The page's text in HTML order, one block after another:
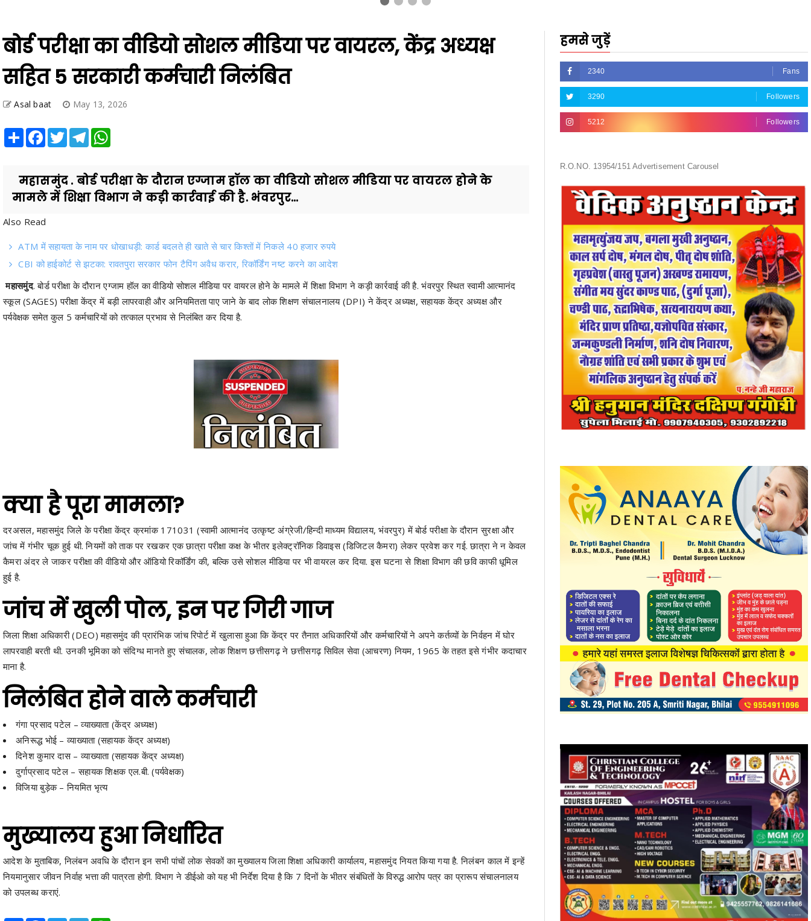
बोर्ड परीक्षा का वीडियो सोशल मीडिया पर वायरल, केंद्र अध्यक्ष
सहित 5 सरकारी कर्मचारी निलंबित
Asal baat May 13, 2026
Share Facebook
Twitter Telegram
महासमुंद . बोर्ड परीक्षा के दौरान एग्जाम हॉल का वीडियो सोशल मीडिया पर वायरल होने के
मामले में शिक्षा विभाग ने कड़ी कार्रवाई की है. भंवरपुर...
Also Read
ATM में सहायता के नाम पर धोखाधड़ी: कार्ड बदलते ही खाते से चार किश्तों में निकले 40 हजार रुपये
CBI को हाईकोर्ट से झटका: रावतपुरा सरकार फोन टैपिंग अवैध करार, रिकॉर्डिंग नष्ट करने का आदेश
महासमुंद. बोर्ड परीक्षा के दौरान एग्जाम हॉल का वीडियो सोशल मीडिया पर वायरल होने के मामले में शिक्षा विभाग ने कड़ी कार्रवाई की है. भंवरपुर स्थित स्वामी आत्मानंद
स्कूल (SAGES) परीक्षा केंद्र में बड़ी लापरवाही और अनियमितता पाए जाने के बाद लोक शिक्षण संचालनालय (DPI) ने केंद्र अध्यक्ष, सहायक केंद्र अध्यक्ष और
पर्यवेक्षक समेत कुल 5 कर्मचारियों को तत्काल प्रभाव से निलंबित कर दिया है.
क्या है पूरा मामला?
दरअसल, महासमुंद जिले के परीक्षा केंद्र क्रमांक 171031 (स्वामी आत्मानंद उत्कृष्ट अंग्रेजी/हिन्दी माध्यम विद्यालय, भंवरपुर) में बोर्ड परीक्षा के दौरान सुरक्षा और
जांच में गंभीर चूक हुई थी. नियमों को ताक पर रखकर एक छात्रा परीक्षा कक्ष के भीतर इलेक्ट्रॉनिक डिवाइस (डिजिटल कैमरा) लेकर प्रवेश कर गई. छात्रा ने न केवल
कैमरा अंदर ले जाकर परीक्षा की वीडियो और ऑडियो रिकॉर्डिंग की, बल्कि उसे सोशल मीडिया पर भी वायरल कर दिया. इस घटना से शिक्षा विभाग की छवि काफी धूमिल
हुई है.
जांच में खुली पोल, इन पर गिरी गाज
जिला शिक्षा अधिकारी (DEO) महासमुंद की प्रारंभिक जांच रिपोर्ट में खुलासा हुआ कि केंद्र पर तैनात अधिकारियों और कर्मचारियों ने अपने कर्तव्यों के निर्वहन में घोर
लापरवाही बरती थी. उनकी भूमिका को संदिग्ध मानते हुए संचालक, लोक शिक्षण छत्तीसगढ़ ने छत्तीसगढ़ सिविल सेवा (आचरण) नियम, 1965 के तहत इसे गंभीर कदाचार
माना है.
निलंबित होने वाले कर्मचारी
गंगा प्रसाद पटेल – व्याख्याता (केंद्र अध्यक्ष)
अनिरूद्ध भोई – व्याख्याता (सहायक केंद्र अध्यक्ष)
दिनेश कुमार दास – व्याख्याता (सहायक केंद्र अध्यक्ष)
दुर्गाप्रसाद पटेल – सहायक शिक्षक एल.बी. (पर्यवेक्षक)
विजिया बुड़ेक – नियमित भृत्य
मुख्यालय हुआ निर्धारित
आदेश के मुताबिक, निलंबन अवधि के दौरान इन सभी पांचों लोक सेवकों का मुख्यालय जिला शिक्षा अधिकारी कार्यालय, महासमुंद नियत किया गया है. निलंबन काल में इन्हें
नियमानुसार जीवन निर्वाह भत्ता की पात्रता होगी. विभाग ने डीईओ को यह भी निर्देश दिया है कि 7 दिनों के भीतर संबंधितों के विरुद्ध आरोप पत्र का प्रारूप संचालनालय
को उपलब्ध कराएं.
हमसे जुड़ें
2340 Fans
3290 Followers
5212 Followers
R.O.NO. 13954/151 Advertisement Carousel